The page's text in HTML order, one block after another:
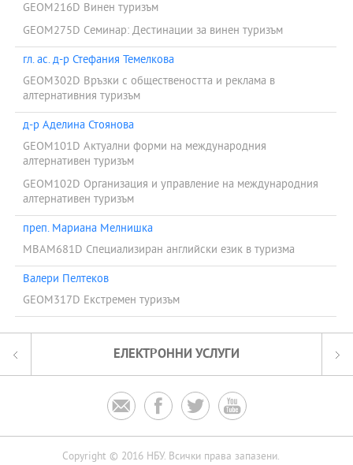
GEOM216D Винен туризъм
GEOM275D Семинар: Дестинации за винен туризъм
гл. ас. д-р Стефания Темелкова
GEOM302D Връзки с обществеността и реклама в
алтернативния туризъм
д-р Аделина Стоянова
GEOM101D Актуални форми на международния
алтернативен туризъм
GEOM102D Организация и управление на международния
алтернативен туризъм
преп. Мариана Мелнишка
MBAM681D Специализиран английски език в туризма
Валери Пелтеков
GEOM317D Екстремен туризъм
ЕЛЕКТРОННИ УСЛУГИ
   
Copyright © 2016 НБУ. Всички права запазени.